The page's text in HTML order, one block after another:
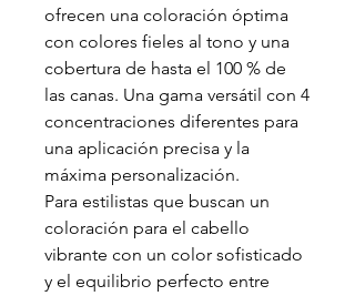
ofrecen una coloración óptima
con colores fieles al tono y una
cobertura de hasta el 100 % de
las canas. Una gama versátil con 4
concentraciones diferentes para
una aplicación precisa y la
máxima personalización.
Para estilistas que buscan un
coloración para el cabello
vibrante con un color sofisticado
y el equilibrio perfecto entre